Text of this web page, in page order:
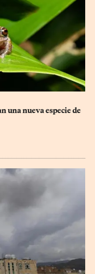
una nueva especie de